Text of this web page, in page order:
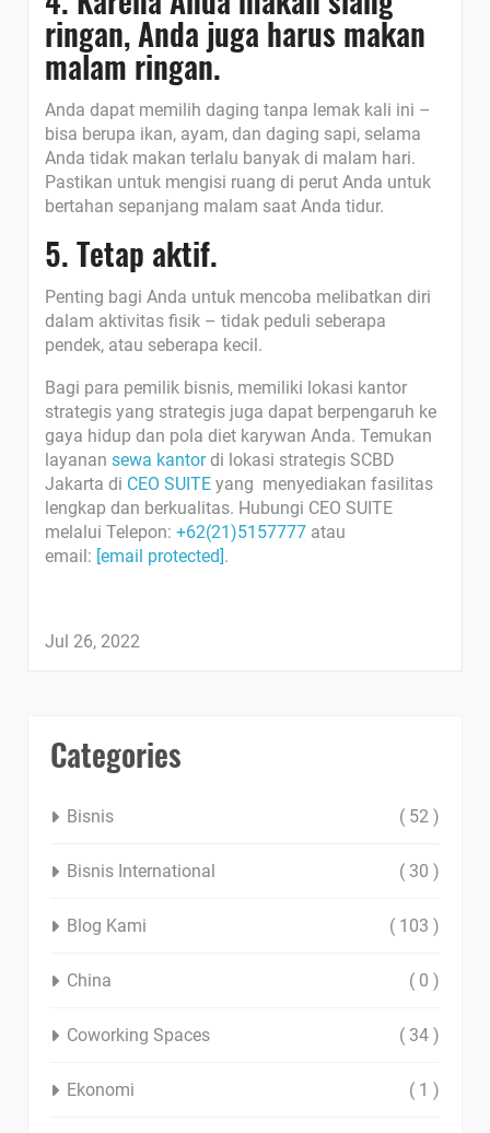
ringan, Anda juga harus makan
malam ringan.
Anda dapat memilih daging tanpa lemak kali ini –
bisa berupa ikan, ayam, dan daging sapi, selama
Anda tidak makan terlalu banyak di malam hari.
Pastikan untuk mengisi ruang di perut Anda untuk
bertahan sepanjang malam saat Anda tidur.
5. Tetap aktif.
Penting bagi Anda untuk mencoba melibatkan diri
dalam aktivitas fisik – tidak peduli seberapa
pendek, atau seberapa kecil.
Bagi para pemilik bisnis, memiliki lokasi kantor
strategis yang strategis juga dapat berpengaruh ke
gaya hidup dan pola diet karywan Anda. Temukan
layanan sewa kantordi lokasi strategis SCBD
Jakarta di CEO SUITE yang menyediakan fasilitas
lengkap dan berkualitas. Hubungi CEO SUITE
melalui Telepon: +62(21)5157777 atau
email: [email protected].
Jul 26, 2022
Categories
Bisnis ( 52 )
Bisnis International ( 30 )
Blog Kami ( 103 )
China ( 0 )
Coworking Spaces ( 34 )
Ekonomi ( 1 )